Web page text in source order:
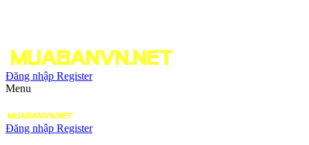
Đăng nhập Register
Menu
Đăng nhập Register